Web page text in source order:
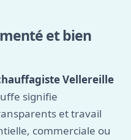
et bien
Vellereille
signifie
et travail
commerciale ou